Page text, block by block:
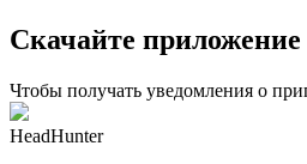
Скачайте приложение
Чтобы получать уведомления о
HeadHunter